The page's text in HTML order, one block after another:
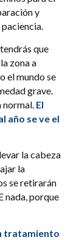
y
que
zona a
el mundo se
grave.
normal. El
año se ve el
la cabeza
la
se retirarán
nada, porque
tratamiento